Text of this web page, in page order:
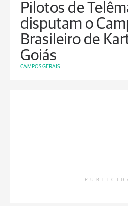
Pilotos de
disputam o
Brasileiro de
Goiás
CAMPOS GERAIS